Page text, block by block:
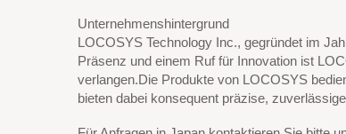
Unternehmenshintergrund
LOCOSYS Technology Inc., gegründet im
Präsenz und einem Ruf für Innovation ist
verlangen.Die Produkte von LOCOSYS
bieten dabei konsequent präzise,